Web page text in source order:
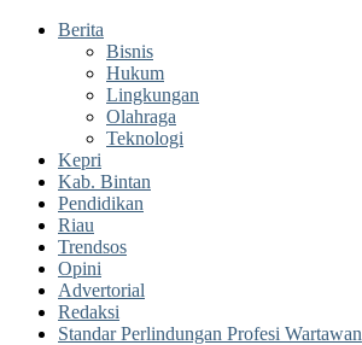
Berita
Bisnis
Hukum
Lingkungan
Olahraga
Teknologi
Kepri
Kab. Bintan
Pendidikan
Riau
Trendsos
Opini
Advertorial
Redaksi
Standar Perlindungan Profesi Wartawan